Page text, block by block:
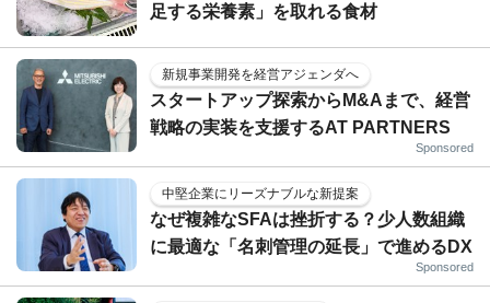
足する栄養素」を取れる食材
新規事業開発を経営アジェンダへ
スタートアップ探索からM&Aまで、経営
戦略の実装を支援するAT PARTNERS
Sponsored
中堅企業にリーズナブルな新提案
なぜ複雑なSFAは挫折する？少人数組織
に最適な「名刺管理の延長」で進めるDX
Sponsored